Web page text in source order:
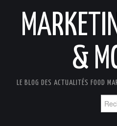
&
LE BLOG DES ACTUALITÉS FOOD